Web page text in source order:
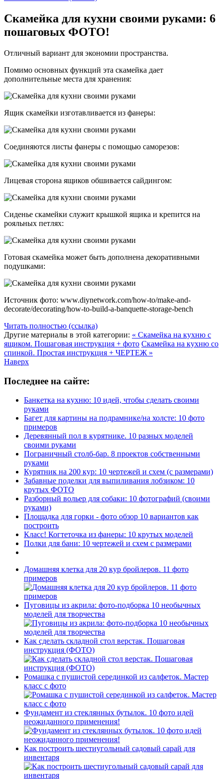
Скамейка для кухни своими руками: 6
пошаговых ФОТО!
Отличный вариант для экономии пространства.
Помимо основных функций эта скамейка дает
дополнительные места для хранения:
Ящик скамейки изготавливается из фанеры:
Соединяются листы фанеры с помощью саморезов:
Лицевая сторона ящиков обшивается сайдингом:
Сиденье скамейки служит крышкой ящика и крепится на
рояльных петлях:
Готовая скамейка может быть дополнена декоративными
подушками:
Источник фото: www.diynetwork.com/how-to/make-and-
decorate/decorating/how-to-build-a-banquette-storage-bench
Читать полностью (ссылка)
Другие материалы в этой категории: « Скамейка на кухню с
ящиком. Пошаговая инструкция + фото Скамейка на кухню со
спинкой. Простая инструкция + ЧЕРТЕЖ »
Наверх
Последнее на сайте:
Банкетка на кухню: 10 идей, чтобы сделать своими
руками
Багет для картины на подрамнике/на холсте: 10 фото
примеров
Деревянный пол в курятнике. 10 разных моделей
своими руками
Пограничный столб-бар. 8 проектов собственными
руками
Курятник на 200 кур: 10 чертежей и схем (с размерами)
Забавные поделки для выпиливания лобзиком: 10
крутых ФОТО
Разборный вольер для собаки: 10 фотографий (своими
руками)
Площадка для горки - фото обзор 10 вариантов как
построить
Класс! Когтеточка из фанеры: 10 крутых моделей
Полки для бани: 10 чертежей и схем с размерами
Домашняя клетка для 20 кур бройлеров. 11 фото
примеров
Пуговицы из акрила: фото-подборка 10 необычных
моделей для творчества
Как сделать складной стол верстак. Пошаговая
инструкция (ФОТО)
Ромашка с пушистой серединкой из салфеток. Мастер
класс с фото
Фундамент из стеклянных бутылок. 10 фото идей
неожиданного применения!
Как построить шестиугольный садовый сарай для
инвентаря